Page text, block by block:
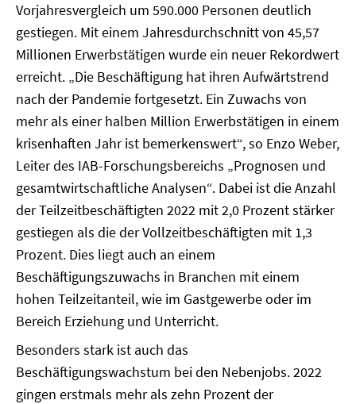
Vorjahresvergleich um 590.000 Personen deutlich
gestiegen. Mit einem Jahresdurchschnitt von 45,57
Millionen Erwerbstätigen wurde ein neuer Rekordwert
erreicht. „Die Beschäftigung hat ihren Aufwärtstrend
nach der Pandemie fortgesetzt. Ein Zuwachs von
mehr als einer halben Million Erwerbstätigen in einem
krisenhaften Jahr ist bemerkenswert“, so Enzo Weber,
Leiter des IAB-Forschungsbereichs „Prognosen und
gesamtwirtschaftliche Analysen“. Dabei ist die Anzahl
der Teilzeitbeschäftigten 2022 mit 2,0 Prozent stärker
gestiegen als die der Vollzeitbeschäftigten mit 1,3
Prozent. Dies liegt auch an einem
Beschäftigungszuwachs in Branchen mit einem
hohen Teilzeitanteil, wie im Gastgewerbe oder im
Bereich Erziehung und Unterricht.
Besonders stark ist auch das
Beschäftigungswachstum bei den Nebenjobs. 2022
gingen erstmals mehr als zehn Prozent der